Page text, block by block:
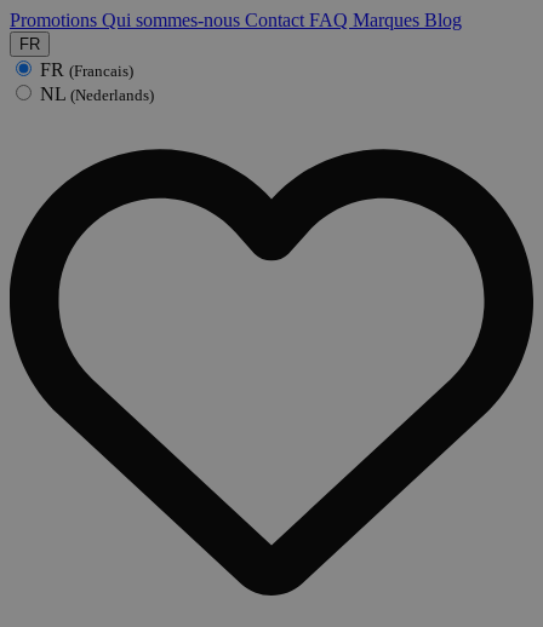
Promotions Qui sommes-nous Contact FAQ Marques Blog
FR
FR (Francais)
NL (Nederlands)